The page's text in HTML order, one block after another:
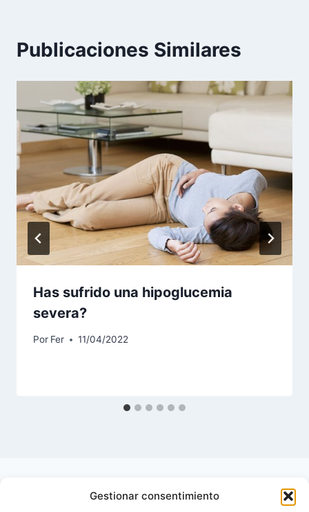
Gestionar consentimiento
Publicaciones Similares
Has sufrido una hipoglucemia
severa?
Por Fer 11/04/2022